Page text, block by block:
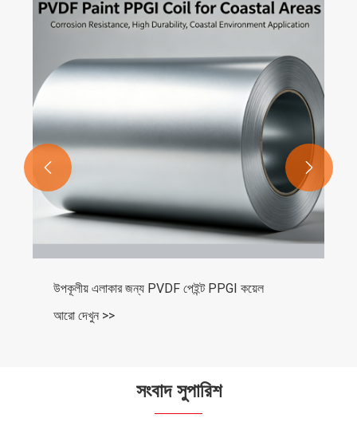
কার্বন ইস্পাত বৃত্তাকার টিউব
 
সংবাদ সুপারিশ